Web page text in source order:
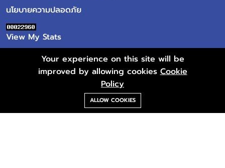
นโยบายความปลอดภัย
View My Stats
Your experience on this site will be
improved by allowing cookiesCookie
Policy
ALLOW COOKIES